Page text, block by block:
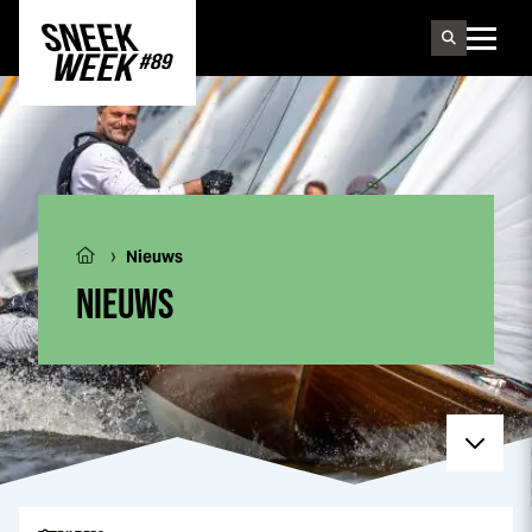
NIEUWS
› Nieuws